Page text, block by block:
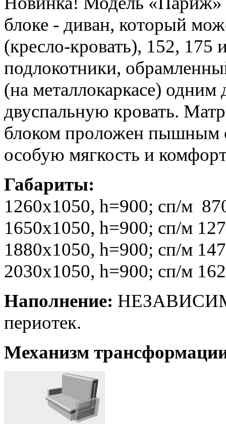
блоке - диван, который
(кресло-кровать), 152, 175
подлокотники,
(на металлокаркасе)
двуспальную кровать.
блоком проложен пышным
особую мягкость и
Габариты:
1260х1050, h=900; сп/м
1650х1050, h=900; сп/м
1880х1050, h=900; сп/м
2030х1050, h=900; сп/м
Наполнение:
периотек.
Механизм